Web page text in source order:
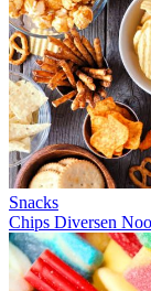
Snacks
Chips Diversen